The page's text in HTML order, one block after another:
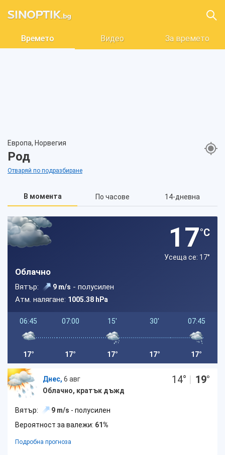
Времето Видео За времето
Европа, Норвегия
Род
Отваряй по подразбиране
В момента По часове 14-дневна
17°C
Усеща се: 17°
Облачно
Вятър: 9 m/s - полусилен
Атм. налягане: 1005.38 hPa
06:45
17°
07:00
17°
15'
17°
30'
17°
07:45
17°
Днес, 6 авг
Облачно, кратък дъжд
14° | 19°
Вятър: 9 m/s - полусилен
Вероятност за валежи: 61%
Подробна прогноза